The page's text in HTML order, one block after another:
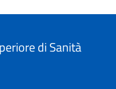
di Sanità